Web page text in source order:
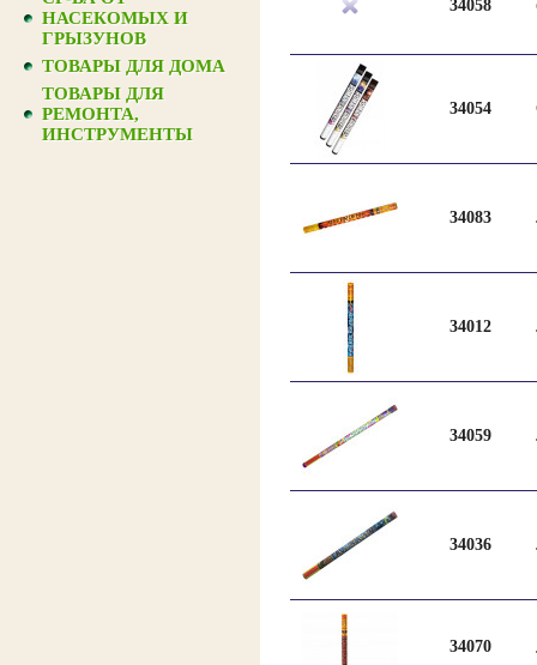
НАСЕКОМЫХ И
ГРЫЗУНОВ
ТОВАРЫ ДЛЯ ДОМА
ТОВАРЫ ДЛЯ
РЕМОНТА,
ИНСТРУМЕНТЫ
34058
34054
34083
34012
34059
34036
34070